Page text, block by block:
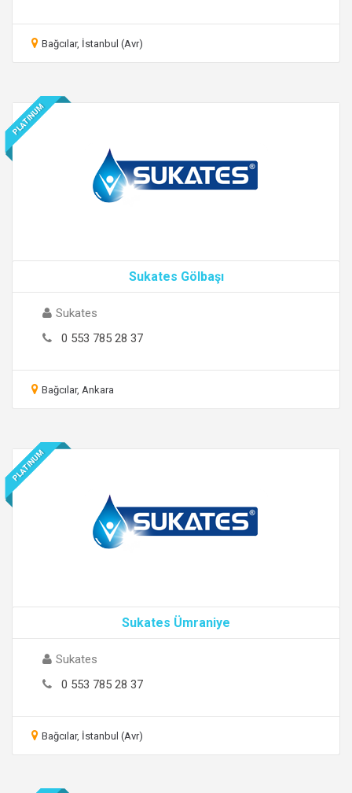
Bağcılar, İstanbul (Avr)
PLATINUM
Sukates Gölbaşı
Sukates
0 553 785 28 37
Bağcılar, Ankara
PLATINUM
Sukates Ümraniye
Sukates
0 553 785 28 37
Bağcılar, İstanbul (Avr)